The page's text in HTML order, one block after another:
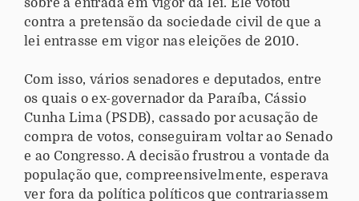
sobre a entrada em vigor da lei. Ele votou
contra a pretensão da sociedade civil de que a
lei entrasse em vigor nas eleições de 2010.
Com isso, vários senadores e deputados, entre
os quais o ex-governador da Paraíba, Cássio
Cunha Lima (PSDB), cassado por acusação de
compra de votos, conseguiram voltar ao Senado
e ao Congresso. A decisão frustrou a vontade da
população que, compreensivelmente, esperava
ver fora da política políticos que contrariassem